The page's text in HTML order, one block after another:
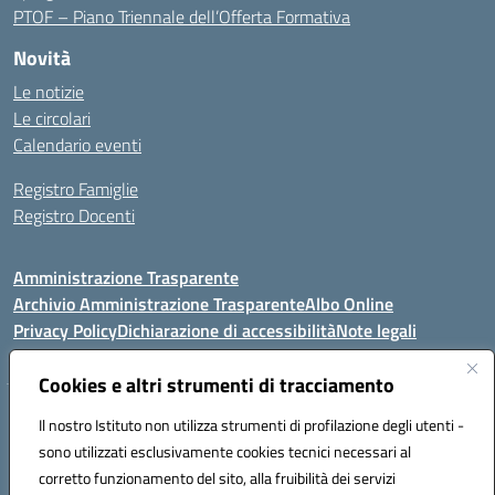
Cookies e altri strumenti di tracciamento
Il nostro Istituto non utilizza strumenti di profilazione degli utenti -
sono utilizzati esclusivamente cookies tecnici necessari al
corretto funzionamento del sito, alla fruibilità dei servizi
PTOF – Piano Triennale dell’Offerta Formativa
Novità
Le notizie
Le circolari
Calendario eventi
Registro Famiglie
Registro Docenti
Amministrazione Trasparente
Archivio Amministrazione TrasparenteAlbo Online
Privacy PolicyDichiarazione di accessibilitàNote legali
Istituto Comprensivo Statale
Via Cupa Campanariello, 5 - 80059, Torre del Greco (NA)
Tel. +39 0818834377 - Fax +39 0818834377 - Cod.Fisc. 95170530638